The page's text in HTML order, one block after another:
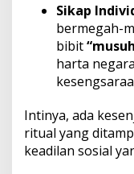
Sikap
bermegah-
bibit
harta
Intinya, ada
ritual yang
keadilan sosial